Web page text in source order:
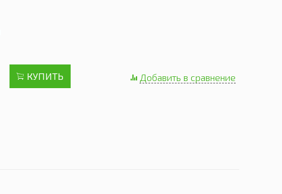
КУПИТЬ Добавить в сравнение